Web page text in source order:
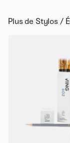
Plus de Stylos /